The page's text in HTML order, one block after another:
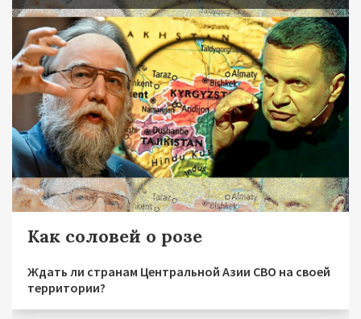
Как соловей о розе
Ждать ли странам Центральной Азии СВО на своей
территории?